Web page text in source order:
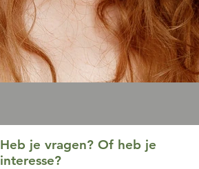
Heb je vragen? Of heb je
interesse?